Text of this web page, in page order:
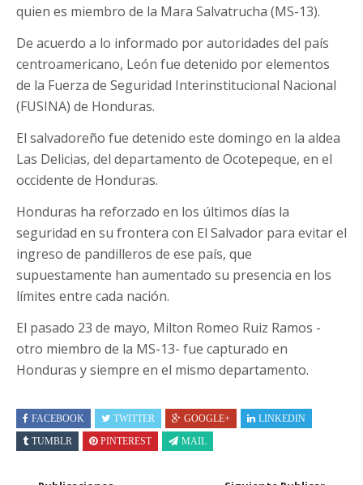
quien es miembro de la Mara Salvatrucha (MS-13).
De acuerdo a lo informado por autoridades del país
centroamericano, León fue detenido por elementos
de la Fuerza de Seguridad Interinstitucional Nacional
(FUSINA) de Honduras.
El salvadoreño fue detenido este domingo en la aldea
Las Delicias, del departamento de Ocotepeque, en el
occidente de Honduras.
Honduras ha reforzado en los últimos días la
seguridad en su frontera con El Salvador para evitar el
ingreso de pandilleros de ese país, que
supuestamente han aumentado su presencia en los
límites entre cada nación.
El pasado 23 de mayo, Milton Romeo Ruiz Ramos -
otro miembro de la MS-13- fue capturado en
Honduras y siempre en el mismo departamento.
FACEBOOK TWITTER GOOGLE+
LINKEDIN
TUMBLR
PINTEREST MAIL